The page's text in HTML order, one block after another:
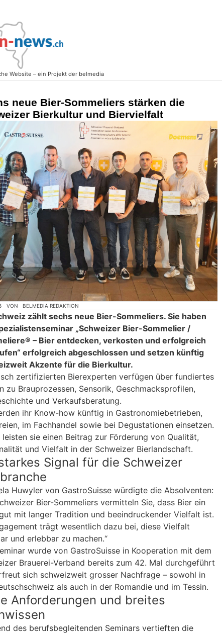
neue Bier-Sommeliers stärken die
Bierkultur und Biervielfalt
VON BELMEDIA REDAKTION
zählt sechs neue Bier-Sommeliers. Sie haben
„Schweizer Bier-Sommelier /
– Bier entdecken, verkosten und erfolgreich
erfolgreich abgeschlossen und setzen künftig
Akzente für die Bierkultur.
zertifizierten Bierexperten verfügen über fundiertes
zu Brauprozessen, Sensorik, Geschmacksprofilen,
und Verkaufsberatung.
ihr Know-how künftig in Gastronomiebetrieben,
im Fachhandel sowie bei Degustationen einsetzen.
leisten sie einen Beitrag zur Förderung von Qualität,
und Vielfalt in der Schweizer Bierlandschaft.
Signal für die Schweizer
Huwyler von GastroSuisse würdigte die Absolventen:
Bier-Sommeliers vermitteln Sie, dass Bier ein
mit langer Tradition und beeindruckender Vielfalt ist.
trägt wesentlich dazu bei, diese Vielfalt
und erlebbar zu machen.“
wurde von GastroSuisse in Kooperation mit dem
Brauerei-Verband bereits zum 42. Mal durchgeführt
sich schweizweit grosser Nachfrage – sowohl in
als auch in der Romandie und im Tessin.
Anforderungen und breites
des berufsbegleitenden Seminars vertieften die